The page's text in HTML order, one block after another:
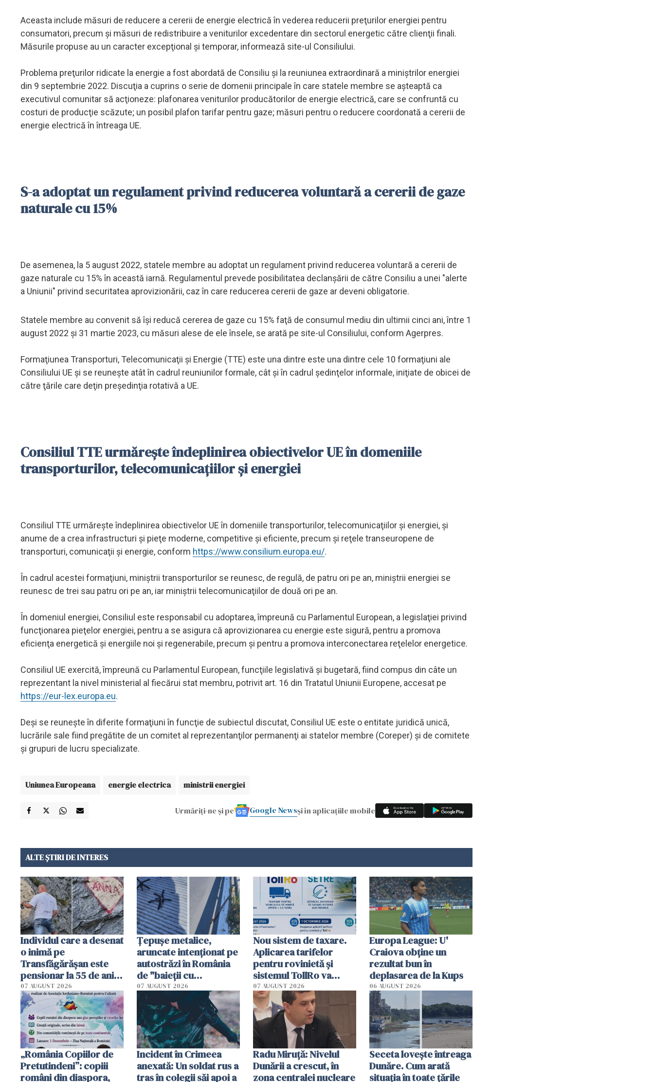
Aceasta include măsuri de reducere a cererii de energie electrică în vederea reducerii preţurilor energiei pentru
consumatori, precum şi măsuri de redistribuire a veniturilor excedentare din sectorul energetic către clienţii finali.
Măsurile propuse au un caracter excepţional şi temporar, informează site-ul Consiliului.
Problema preţurilor ridicate la energie a fost abordată de Consiliu şi la reuniunea extraordinară a miniştrilor energiei
din 9 septembrie 2022. Discuţia a cuprins o serie de domenii principale în care statele membre se aşteaptă ca
executivul comunitar să acţioneze: plafonarea veniturilor producătorilor de energie electrică, care se confruntă cu
costuri de producţie scăzute; un posibil plafon tarifar pentru gaze; măsuri pentru o reducere coordonată a cererii de
energie electrică în întreaga UE.
S-a adoptat un regulament privind reducerea voluntară a cererii de gaze
naturale cu 15%
De asemenea, la 5 august 2022, statele membre au adoptat un regulament privind reducerea voluntară a cererii de
gaze naturale cu 15% în această iarnă. Regulamentul prevede posibilitatea declanşării de către Consiliu a unei "alerte
a Uniunii" privind securitatea aprovizionării, caz în care reducerea cererii de gaze ar deveni obligatorie.
Statele membre au convenit să îşi reducă cererea de gaze cu 15% faţă de consumul mediu din ultimii cinci ani, între 1
august 2022 şi 31 martie 2023, cu măsuri alese de ele însele, se arată pe site-ul Consiliului, conform Agerpres.
Formaţiunea Transporturi, Telecomunicaţii şi Energie (TTE) este una dintre este una dintre cele 10 formaţiuni ale
Consiliului UE şi se reuneşte atât în cadrul reuniunilor formale, cât şi în cadrul şedinţelor informale, iniţiate de obicei de
către ţările care deţin preşedinţia rotativă a UE.
Consiliul TTE urmăreşte îndeplinirea obiectivelor UE în domeniile
transporturilor, telecomunicaţiilor şi energiei
Consiliul TTE urmăreşte îndeplinirea obiectivelor UE în domeniile transporturilor, telecomunicaţiilor şi energiei, şi
anume de a crea infrastructuri şi pieţe moderne, competitive şi eficiente, precum şi reţele transeuropene de
transporturi, comunicaţii şi energie, conform https://www.consilium.europa.eu/.
În cadrul acestei formaţiuni, miniştrii transporturilor se reunesc, de regulă, de patru ori pe an, miniştrii energiei se
reunesc de trei sau patru ori pe an, iar miniştrii telecomunicaţiilor de două ori pe an.
În domeniul energiei, Consiliul este responsabil cu adoptarea, împreună cu Parlamentul European, a legislaţiei privind
funcţionarea pieţelor energiei, pentru a se asigura că aprovizionarea cu energie este sigură, pentru a promova
eficienţa energetică şi energiile noi şi regenerabile, precum şi pentru a promova interconectarea reţelelor energetice.
Consiliul UE exercită, împreună cu Parlamentul European, funcţiile legislativă şi bugetară, fiind compus din câte un
reprezentant la nivel ministerial al fiecărui stat membru, potrivit art. 16 din Tratatul Uniunii Europene, accesat pe
https://eur-lex.europa.eu.
Deşi se reuneşte în diferite formaţiuni în funcţie de subiectul discutat, Consiliul UE este o entitate juridică unică,
lucrările sale fiind pregătite de un comitet al reprezentanţilor permanenţi ai statelor membre (Coreper) şi de comitete
şi grupuri de lucru specializate.
Uniunea Europeana energie electrica ministrii energiei
Urmăriți-ne și pe Google Newsși în aplicațiile mobile
ALTE ȘTIRI DE INTERES
Individul care a desenat
o inimă pe
Transfăgărășan este
pensionar la 55 de ani.
Poliția l-a identificat
07 AUGUST 2026
Țepușe metalice,
aruncate intenționat pe
autostrăzi în România
de "baieții cu
platforme": "Mi-au
cerut 1200 lei să mă
tracteze"
07 AUGUST 2026
Nou sistem de taxare.
Aplicarea tarifelor
pentru rovinietă şi
sistemul TollRo va
începe la 1 octombrie
07 AUGUST 2026
Europa League: U'
Craiova obține un
rezultat bun în
deplasarea de la Kups
06 AUGUST 2026
„România Copiilor de
Pretutindeni”: copiii
români din diaspora,
Incident în Crimeea
anexată: Un soldat rus a
tras în colegii săi apoi a
Radu Miruţă: Nivelul
Dunării a crescut, în
zona centralei nucleare
Seceta lovește întreaga
Dunăre. Cum arată
situația în toate țările